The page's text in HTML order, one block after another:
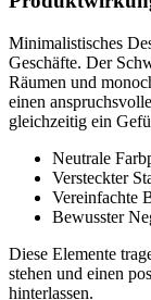
Minimalistisches
Geschäfte. Der
Räumen und
einen
gleichzeitig ein
Neutrale
Versteckter
Vereinfachte
Bewusster
Diese Elemente
stehen und einen
hinterlassen.